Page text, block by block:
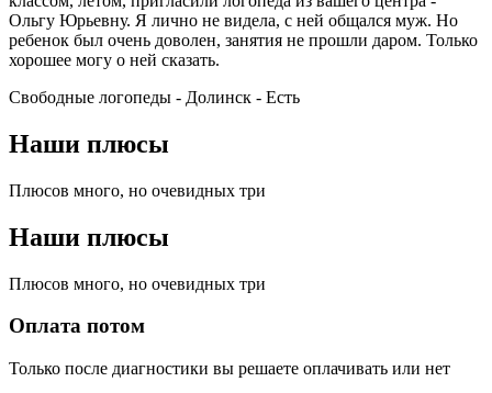
Ольгу Юрьевну. Я лично не видела, с ней общался муж. Но
ребенок был очень доволен, занятия не прошли даром. Только
хорошее могу о ней сказать.
Свободные логопеды - Долинск - Есть
Наши плюсы
Плюсов много, но очевидных три
Наши плюсы
Плюсов много, но очевидных три
Оплата потом
Только после диагностики вы решаете оплачивать или нет